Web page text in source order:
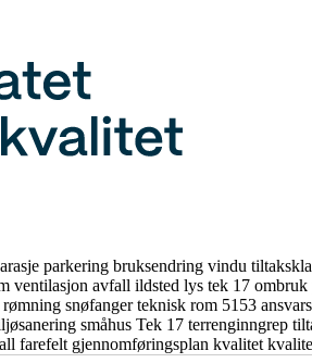
parkering bruksendring vindu
ventilasjon avfall ildsted lys tek 17 ombruk
rømning snøfangerteknisk rom 5153
småhus Tek 17 terrenginngrep
farefelt gjennomføringsplan kvalitet